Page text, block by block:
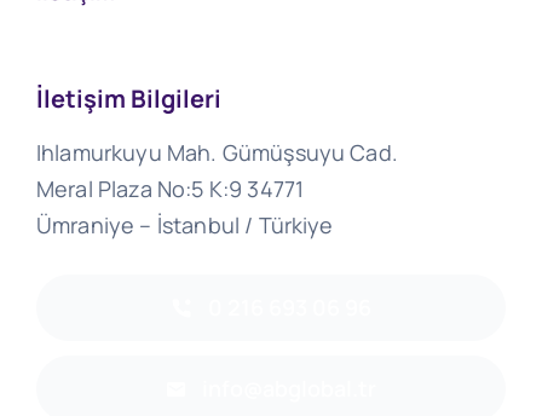
İletişim Bilgileri
Ihlamurkuyu Mah. Gümüşsuyu Cad.
Meral Plaza No:5 K:9 34771
Ümraniye – İstanbul / Türkiye